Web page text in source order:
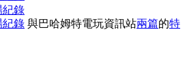
紀錄
紀錄 與巴哈姆特電玩資訊站兩篇的特